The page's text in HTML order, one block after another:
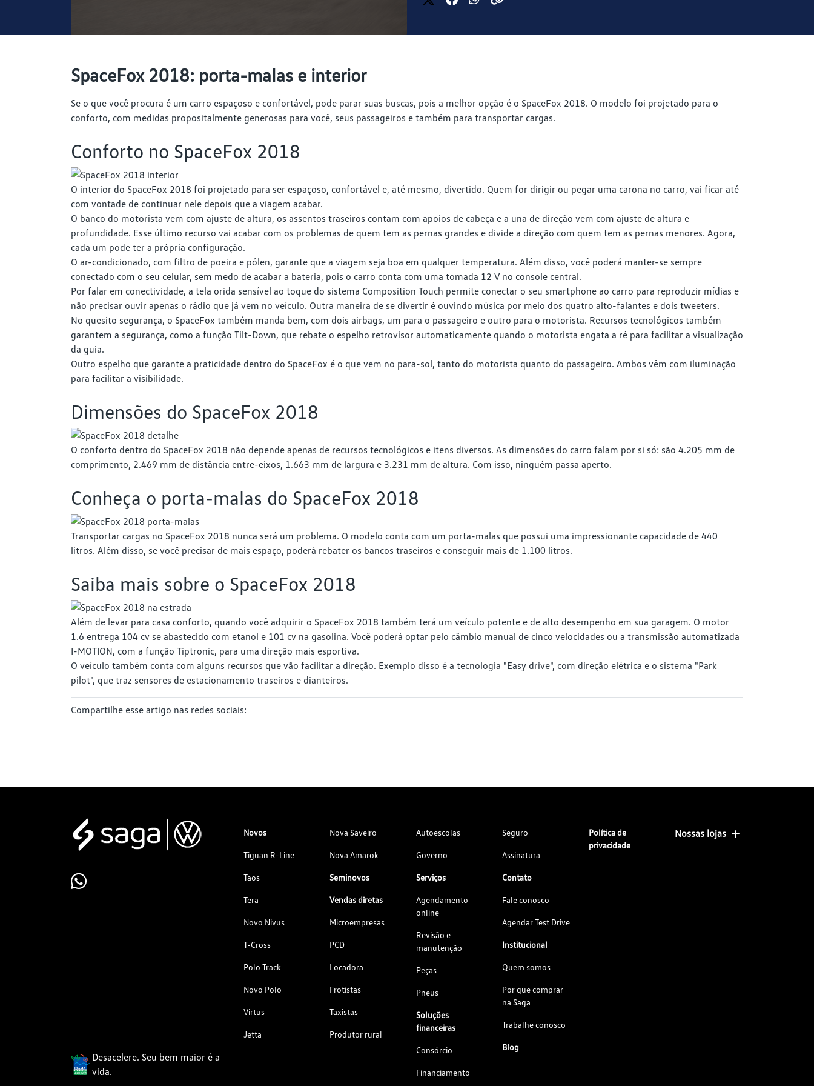
SpaceFox 2018: porta-malas e interior
Se o que você procura é um carro espaçoso e confortável, pode parar suas buscas, pois a melhor opção é o SpaceFox 2018. O modelo foi projetado para o
conforto, com medidas propositalmente generosas para você, seus passageiros e também para transportar cargas.
Conforto no SpaceFox 2018
O interior do SpaceFox 2018 foi projetado para ser espaçoso, confortável e, até mesmo, divertido. Quem for dirigir ou pegar uma carona no carro, vai ficar até
com vontade de continuar nele depois que a viagem acabar.
O banco do motorista vem com ajuste de altura, os assentos traseiros contam com apoios de cabeça e a una de direção vem com ajuste de altura e
profundidade. Esse último recurso vai acabar com os problemas de quem tem as pernas grandes e divide a direção com quem tem as pernas menores. Agora,
cada um pode ter a própria configuração.
O ar-condicionado, com filtro de poeira e pólen, garante que a viagem seja boa em qualquer temperatura. Além disso, você poderá manter-se sempre
conectado com o seu celular, sem medo de acabar a bateria, pois o carro conta com uma tomada 12 V no console central.
Por falar em conectividade, a tela orida sensível ao toque do sistema Composition Touch permite conectar o seu smartphone ao carro para reproduzir mídias e
não precisar ouvir apenas o rádio que já vem no veículo. Outra maneira de se divertir é ouvindo música por meio dos quatro alto-falantes e dois tweeters.
No quesito segurança, o SpaceFox também manda bem, com dois airbags, um para o passageiro e outro para o motorista. Recursos tecnológicos também
garantem a segurança, como a função Tilt-Down, que rebate o espelho retrovisor automaticamente quando o motorista engata a ré para facilitar a visualização
da guia.
Outro espelho que garante a praticidade dentro do SpaceFox é o que vem no para-sol, tanto do motorista quanto do passageiro. Ambos vêm com iluminação
para facilitar a visibilidade.
Dimensões do SpaceFox 2018
O conforto dentro do SpaceFox 2018 não depende apenas de recursos tecnológicos e itens diversos. As dimensões do carro falam por si só: são 4.205 mm de
comprimento, 2.469 mm de distância entre-eixos, 1.663 mm de largura e 3.231 mm de altura. Com isso, ninguém passa aperto.
Conheça o porta-malas do SpaceFox 2018
Transportar cargas no SpaceFox 2018 nunca será um problema. O modelo conta com um porta-malas que possui uma impressionante capacidade de 440
litros. Além disso, se você precisar de mais espaço, poderá rebater os bancos traseiros e conseguir mais de 1.100 litros.
Saiba mais sobre o SpaceFox 2018
Além de levar para casa conforto, quando você adquirir o SpaceFox 2018 também terá um veículo potente e de alto desempenho em sua garagem. O motor
1.6 entrega 104 cv se abastecido com etanol e 101 cv na gasolina. Você poderá optar pelo câmbio manual de cinco velocidades ou a transmissão automatizada
I-MOTION, com a função Tiptronic, para uma direção mais esportiva.
O veículo também conta com alguns recursos que vão facilitar a direção. Exemplo disso é a tecnologia "Easy drive", com direção elétrica e o sistema "Park
pilot", que traz sensores de estacionamento traseiros e dianteiros.
Compartilhe esse artigo nas redes sociais:
Desacelere. Seu bem maior é a
vida.
Novos
Tiguan R-Line
Taos
Tera
Novo Nivus
T-Cross
Polo Track
Novo Polo
Virtus
Jetta
Nova Saveiro
Nova Amarok
Seminovos
Vendas diretas
Microempresas
PCD
Locadora
Frotistas
Taxistas
Produtor rural
Autoescolas
Governo
Serviços
Agendamento
online
Revisão e
manutenção
Peças
Pneus
Soluções
financeiras
Consórcio
Financiamento
Seguro
Assinatura
Contato
Fale conosco
Agendar Test Drive
Institucional
Quem somos
Por que comprar
na Saga
Trabalhe conosco
Blog
Política de
privacidade
Nossas lojas